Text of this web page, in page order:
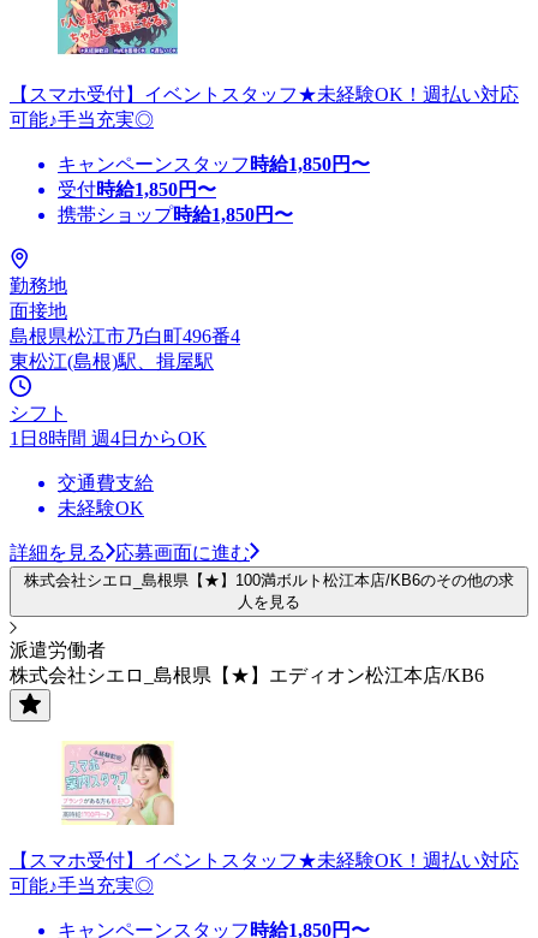
【スマホ受付】イベントスタッフ★未経験OK！週払い対応
可能♪手当充実◎
キャンペーンスタッフ 時給1,850円〜
受付時給1,850円〜
携帯ショップ時給1,850円〜
勤務地
面接地
島根県松江市乃白町496番4
東松江(島根)駅、揖屋駅
シフト
1日8時間 週4日からOK
交通費支給
未経験OK
詳細を見る 応募画面に進む
株式会社シエロ_島根県【★】100満ボルト松江本店/KB6のその他の求
人を見る
派遣労働者
株式会社シエロ_島根県【★】エディオン松江本店/KB6
【スマホ受付】イベントスタッフ★未経験OK！週払い対応
可能♪手当充実◎
キャンペーンスタッフ 時給1,850円〜